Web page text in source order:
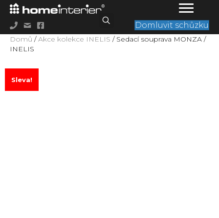
Domluvit schůzku
Domů /Akce kolekce INELIS / Sedací souprava MONZA /
INELIS
Sleva!